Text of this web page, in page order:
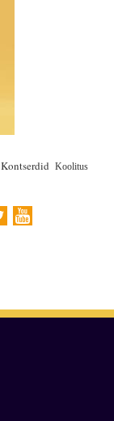
Kontserdid Koolitus